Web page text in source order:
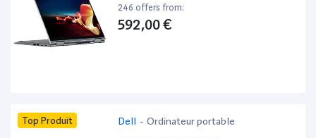
246 offers from:
592,00 €
Top Produit Dell - Ordinateur portable